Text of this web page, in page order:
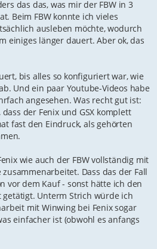
das das, was mir der FBW in 3
Beim FBW konnte ich vieles
ausleben möchte, wodurch
einiges länger dauert. Aber ok, das
bis alles so konfiguriert war, wie
Und ein paar Youtube-Videos habe
angesehen. Was recht gut ist:
der Fenix und GSX komplett
fast den Eindruck, als gehörten
wie auch der FBW vollständig mit
Dass das der Fall
vor dem Kauf - sonst hätte ich den
Unterm Strich würde ich
mit Winwing bei Fenix sogar
einfacher ist (obwohl es anfangs